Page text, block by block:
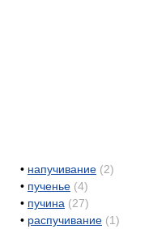
• напучивание (2)
• пученье (4)
• пучина (27)
• распучивание (1)